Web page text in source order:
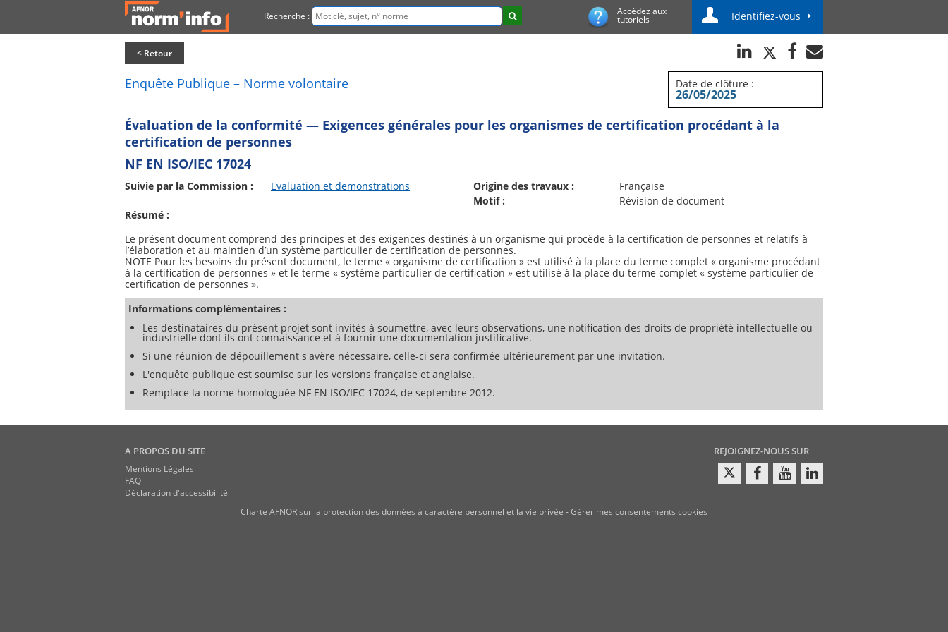
Recherche : Accédez aux
tutoriels Identifiez-vous
< Retour
Enquête Publique – Norme volontaire Date de clôture :
26/05/2025
Évaluation de la conformité — Exigences générales pour les organismes de certification procédant à la
certification de personnes
NF EN ISO/IEC 17024
Suivie par la Commission : Evaluation et demonstrations Origine des travaux :
Française
Motif :
Révision de document
Résumé :
Le présent document comprend des principes et des exigences destinés à un organisme qui procède à la certification de personnes et relatifs à
l’élaboration et au maintien d’un système particulier de certification de personnes.
NOTE Pour les besoins du présent document, le terme « organisme de certification » est utilisé à la place du terme complet « organisme procédant
à la certification de personnes » et le terme « système particulier de certification » est utilisé à la place du terme complet « système particulier de
Informations complémentaires :
Les destinataires du présent projet sont invités à soumettre, avec leurs observations, une notification des droits de propriété intellectuelle ou
industrielle dont ils ont connaissance et à fournir une documentation justificative.
Si une réunion de dépouillement s'avère nécessaire, celle-ci sera confirmée ultérieurement par une invitation.
L'enquête publique est soumise sur les versions française et anglaise.
Remplace la norme homologuée NF EN ISO/IEC 17024, de septembre 2012.
A PROPOS DU SITE
Mentions Légales
FAQ
Déclaration d'accessibilité
REJOIGNEZ-NOUS SUR
Charte AFNOR sur la protection des données à caractère personnel et la vie privée -Gérer mes consentements cookies